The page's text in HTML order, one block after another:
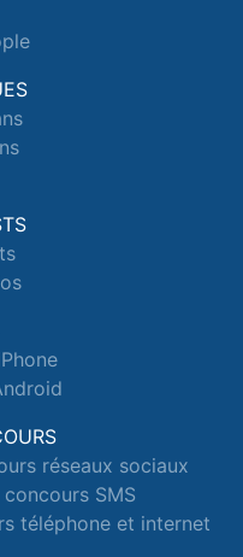
réseaux sociaux
SMS
téléphone et internet